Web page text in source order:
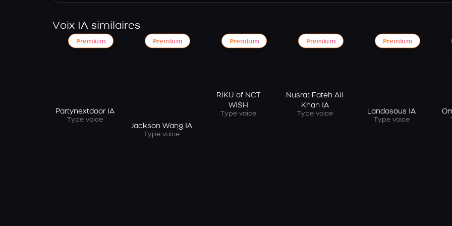
Voix IA similaires
Premium
Partynextdoor IA
Type voice
Premium
Jackson Wang IA
Type voice
Premium
RIKU of NCT
WISH
Type voice
Premium
Nusrat Fateh Ali
Khan IA
Type voice
Premium
Landosous IA
Type voice